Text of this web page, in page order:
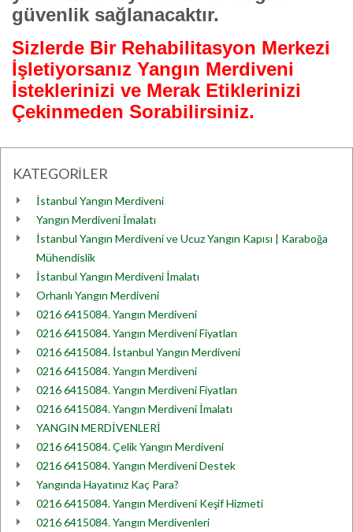
güvenlik sağlanacaktır.
Sizlerde Bir Rehabilitasyon Merkezi
İşletiyorsanız Yangın Merdiveni
İsteklerinizi ve Merak Etiklerinizi
Çekinmeden Sorabilirsiniz.
KATEGORİLER
İstanbul Yangın Merdiveni
Yangın Merdiveni İmalatı
İstanbul Yangın Merdiveni ve Ucuz Yangın Kapısı | Karaboğa
Mühendislik
İstanbul Yangın Merdiveni İmalatı
Orhanlı Yangın Merdiveni
0216 6415084. Yangın Merdiveni
0216 6415084. Yangın Merdiveni Fiyatları
0216 6415084. İstanbul Yangın Merdiveni
0216 6415084. Yangın Merdiveni
0216 6415084. Yangın Merdiveni Fiyatları
0216 6415084. Yangın Merdiveni İmalatı
YANGIN MERDİVENLERİ
0216 6415084. Çelik Yangın Merdiveni
0216 6415084. Yangın Merdiveni Destek
Yangında Hayatınız Kaç Para?
0216 6415084. Yangın Merdiveni Keşif Hizmeti
0216 6415084. Yangın Merdivenleri